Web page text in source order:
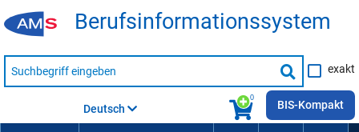
Be­rufs­in­for­ma­ti­ons­sys­tem
Suche
nach
Suche
starten
exakt
0
Deutsch BIS-Kompakt